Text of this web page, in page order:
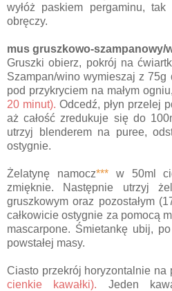
wyłóż paskiem pergaminu,
obręczy.
mus gruszkowo-szampanowy/
Gruszki obierz, pokrój na
Szampan/wino wymieszaj z 75g
pod przykryciem na małym
20 minut). Odcedź, płyn przelej
aż całość zredukuje się do
utrzyj blenderem na puree,
ostygnie.
Żelatynę namocz***w 50ml
zmięknie. Następnie utrzyj
gruszkowym oraz pozostałym
całkowicie ostygnie za pomocą
mascarpone. Śmietankę ubij,
powstałej masy.
Ciasto przekrój horyzontalnie na
cienkie kawałki). Jeden